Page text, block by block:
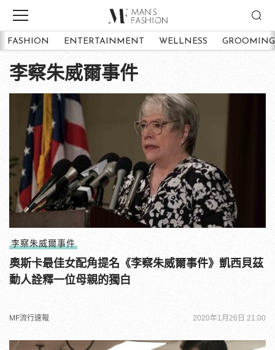
FASHION ENTERTAINMENT WELLNESS GROOMING
李察朱威爾事件
李察朱威爾事件
奧斯卡最佳女配角提名《李察朱威爾事件》凱西貝茲
動人詮釋一位母親的獨白
MF流行速報 2020年1月26日 21:00